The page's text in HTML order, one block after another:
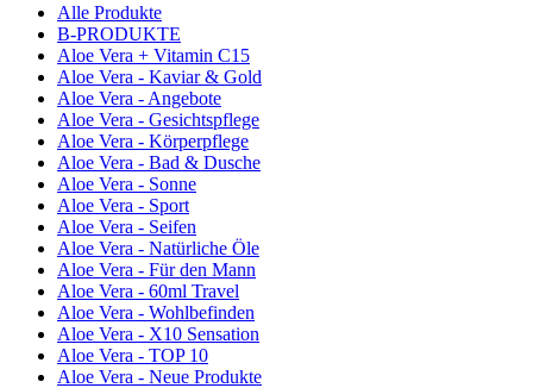
Alle Produkte
B-PRODUKTE
Aloe Vera + Vitamin C15
Aloe Vera - Kaviar & Gold
Aloe Vera - Angebote
Aloe Vera - Gesichtspflege
Aloe Vera - Körperpflege
Aloe Vera - Bad & Dusche
Aloe Vera - Sonne
Aloe Vera - Sport
Aloe Vera - Seifen
Aloe Vera - Natürliche Öle
Aloe Vera - Für den Mann
Aloe Vera - 60ml Travel
Aloe Vera - Wohlbefinden
Aloe Vera - X10 Sensation
Aloe Vera - TOP 10
Aloe Vera - Neue Produkte